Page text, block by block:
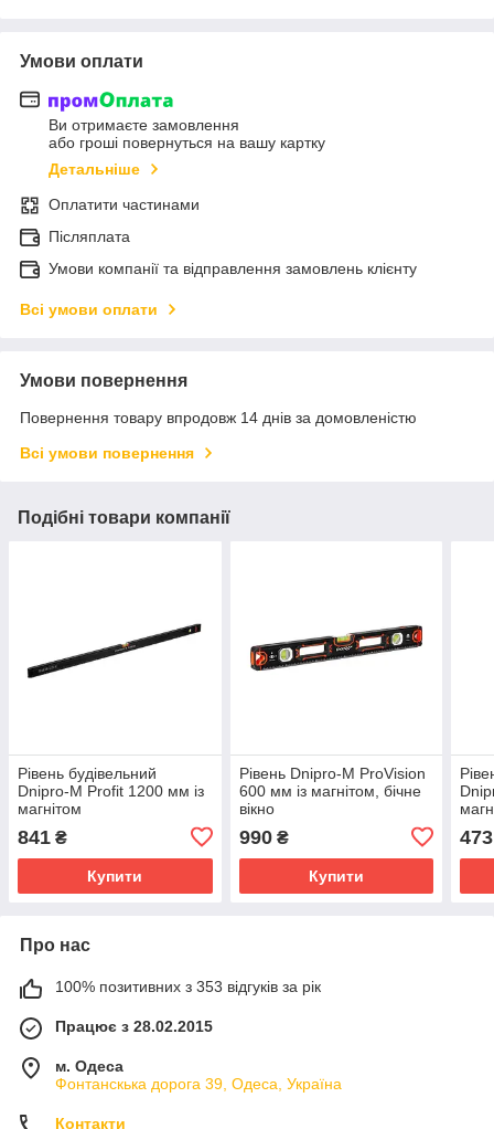
Умови оплати
Ви отримаєте замовлення
або гроші повернуться на вашу картку
Детальніше
Оплатити частинами
Післяплата
Умови компанії та відправлення замовлень клієнту
Всі умови оплати
Умови повернення
Повернення товару впродовж 14 днів за домовленістю
Всі умови повернення
Подібні товари компанії
Рівень будівельний
Dnipro-M Profit 1200 мм із
магнітом
841 ₴
Купити
Рівень Dnipro-M ProVision
600 мм із магнітом, бічне
вікно
990₴
Купити
473
Про нас
100% позитивних з 353 відгуків за рік
Працює з 28.02.2015
м. Одеса
Фонтанскька дорога 39, Одеса, Україна
Контакти